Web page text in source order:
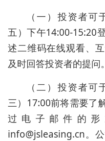
（一）投资者
五）下午14:00-15:20
述二维码在线观看、
及时回答投资者的提问。
（二）投资者
三）17:00前将需要了
过电子邮件的
info@jsleasing.cn。